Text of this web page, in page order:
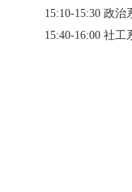
15:10-15:30 政治
15:40-16:00 社工